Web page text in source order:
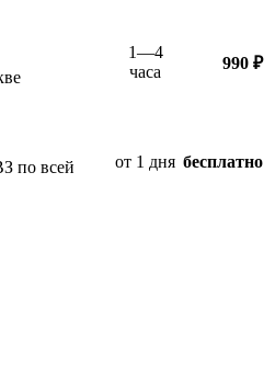
1—4
часа
990 ₽
по всей
от 1 дня бесплатно